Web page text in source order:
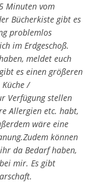
Minuten vom
Bücherkiste gibt es
problemlos
im Erdgeschoß.
meldet euch
es einen größeren
/
Verfügung stellen
Allergien etc. habt,
wäre eine
können
da Bedarf haben,
mir. Es gibt